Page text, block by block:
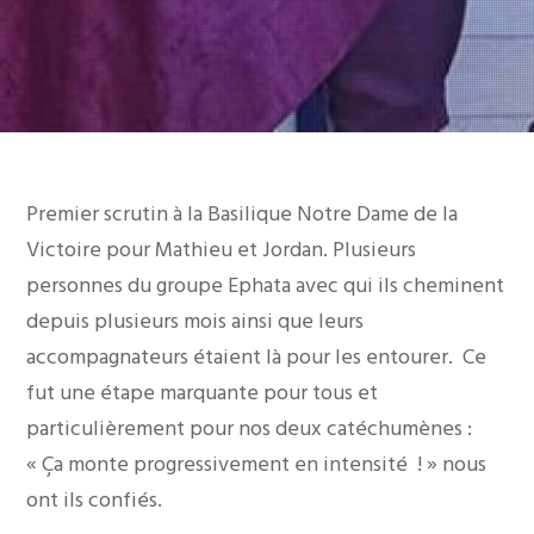
Premier scrutin à la Basilique Notre Dame de la
Victoire pour Mathieu et Jordan. Plusieurs
personnes du groupe Ephata avec qui ils cheminent
depuis plusieurs mois ainsi que leurs
accompagnateurs étaient là pour les entourer. Ce
fut une étape marquante pour tous et
particulièrement pour nos deux catéchumènes :
« Ça monte progressivement en intensité ! » nous
ont ils confiés.